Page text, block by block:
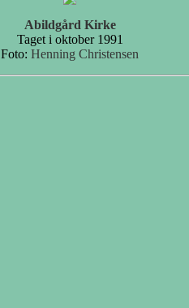
Abildgård Kirke
Taget i oktober 1991
Foto: Henning Christensen